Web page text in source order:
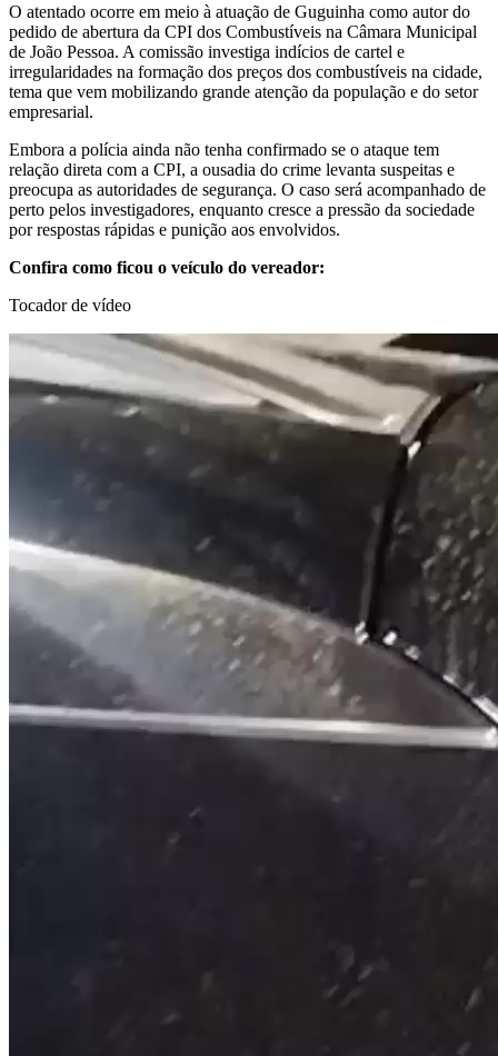
O atentado ocorre em meio à atuação de Guguinha como autor do
pedido de abertura da CPI dos Combustíveis na Câmara Municipal
de João Pessoa. A comissão investiga indícios de cartel e
irregularidades na formação dos preços dos combustíveis na cidade,
tema que vem mobilizando grande atenção da população e do setor
empresarial.
Embora a polícia ainda não tenha confirmado se o ataque tem
relação direta com a CPI, a ousadia do crime levanta suspeitas e
preocupa as autoridades de segurança. O caso será acompanhado de
perto pelos investigadores, enquanto cresce a pressão da sociedade
por respostas rápidas e punição aos envolvidos.
Confira como ficou o veículo do vereador:
Tocador de vídeo